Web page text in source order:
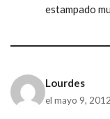
estampado
Lourdes
el mayo 9,